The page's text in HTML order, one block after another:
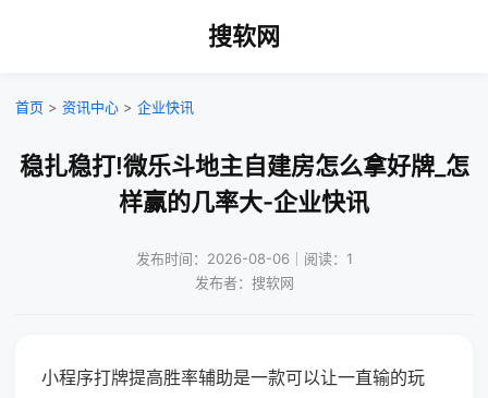
搜软网
首页 > 资讯中心 > 企业快讯
稳扎稳打!微乐斗地主自建房怎么拿好牌_怎
样赢的几率大-企业快讯
发布时间：2026-08-06｜阅读：1
发布者：搜软网
小程序打牌提高胜率辅助是一款可以让一直输的玩